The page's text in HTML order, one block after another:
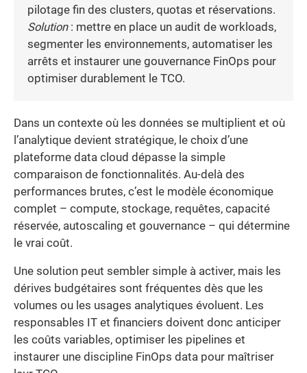
pilotage fin des clusters, quotas et réservations.
Solution: mettre en place un audit de workloads,
segmenter les environnements, automatiser les
arrêts et instaurer une gouvernance FinOps pour
optimiser durablement le TCO.
Dans un contexte où les données se multiplient et où
l’analytique devient stratégique, le choix d’une
plateforme data cloud dépasse la simple
comparaison de fonctionnalités. Au-delà des
performances brutes, c’est le modèle économique
complet – compute, stockage, requêtes, capacité
réservée, autoscaling et gouvernance – qui détermine
le vrai coût.
Une solution peut sembler simple à activer, mais les
dérives budgétaires sont fréquentes dès que les
volumes ou les usages analytiques évoluent. Les
responsables IT et financiers doivent donc anticiper
les coûts variables, optimiser les pipelines et
instaurer une discipline FinOps data pour maîtriser